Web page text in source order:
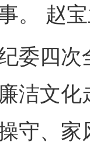
。 赵
四次
洁文
守、